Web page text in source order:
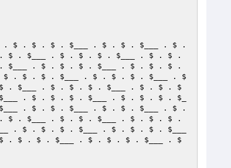
. $ . $ . $ . $___ . $ . $ . $___
. $ .
$ . $___ . $ . $ . $ . $___
$___ . $ . $ . $ . $___
$ . $ . $ . $___ . $ . $ . $ . $___
. $
. $___ . $ . $ . $ . $___
. $ . $ . $
$___ . $ . $ . $ . $___ . $ . $ . $ . $_
$___ . $ . $ . $___ . $ . $ . $___
. $ .
$ . $___ . $ . $ . $___
. $ . $ . $ . $___ . $ . $ . $ . $___
. $ . $ . $___ . $ . $ . $ . $___
. $